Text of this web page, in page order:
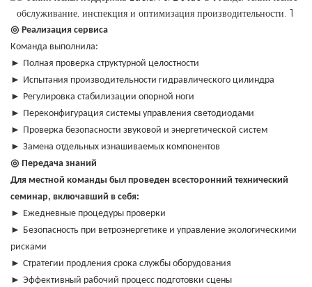
◎ Реализация сервиса
Команда выполнила:
► Полная проверка структурной целостности
► Испытания производительности гидравлического цилиндра
► Регулировка стабилизации опорной ноги
► Переконфигурация системы управления светодиодами
► Проверка безопасности звуковой и энергетической систем
► Замена отдельных изнашиваемых компонентов
◎ Передача знаний
Для местной команды был проведен всесторонний технический
семинар, включавший в себя:
► Ежедневные процедуры проверки
► Безопасность при ветроэнергетике и управление экологическими
рисками
► Стратегии продления срока службы оборудования
► Эффективный рабочий процесс подготовки сцены